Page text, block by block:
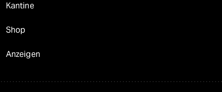
Kantine
Shop
Anzeigen